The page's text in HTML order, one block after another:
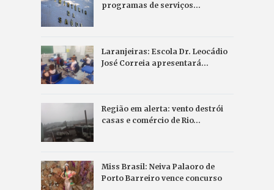
programas de serviços…
Laranjeiras: Escola Dr. Leocádio
José Correia apresentará…
Região em alerta: vento destrói
casas e comércio de Rio…
Miss Brasil: Neiva Palaoro de
Porto Barreiro vence concurso